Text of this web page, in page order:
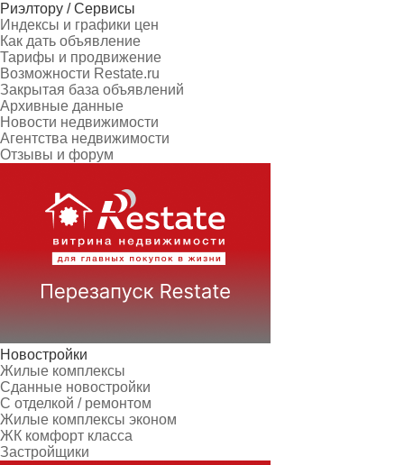
Риэлтору / Сервисы
Индексы и графики цен
Как дать объявление
Тарифы и продвижение
Возможности Restate.ru
Закрытая база объявлений
Архивные данные
Новости недвижимости
Агентства недвижимости
Отзывы и форум
Новостройки
Жилые комплексы
Сданные новостройки
С отделкой / ремонтом
Жилые комплексы эконом
ЖК комфорт класса
Застройщики